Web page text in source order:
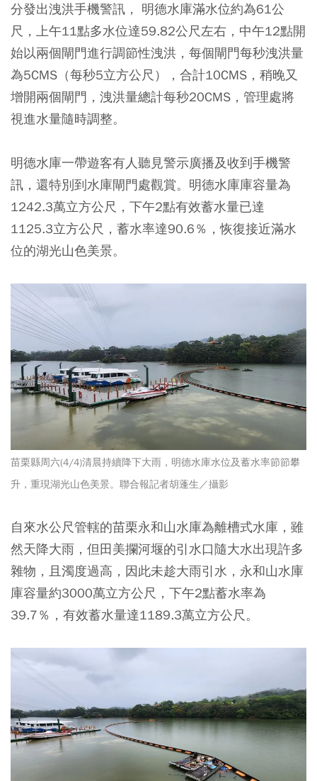
分發出洩洪手機警訊， 明德水庫滿水位約為61公
尺，上午11點多水位達59.82公尺左右，中午12點開
始以兩個閘門進行調節性洩洪，每個閘門每秒洩洪量
為5CMS（每秒5立方公尺），合計10CMS，稍晚又
增開兩個閘門，洩洪量總計每秒20CMS，管理處將
視進水量隨時調整。
明德水庫一帶遊客有人聽見警示廣播及收到手機警
訊，還特別到水庫閘門處觀賞。明德水庫庫容量為
1242.3萬立方公尺，下午2點有效蓄水量已達
1125.3立方公尺，蓄水率達90.6％，恢復接近滿水
位的湖光山色美景。
苗栗縣周六(4/4)清晨持續降下大雨，明德水庫水位及蓄水率節節攀
升，重現湖光山色美景。聯合報記者胡蓬生／攝影
自來水公尺管轄的苗栗永和山水庫為離槽式水庫，雖
然天降大雨，但田美攔河堰的引水口隨大水出現許多
雜物，且濁度過高，因此未趁大雨引水，永和山水庫
庫容量約3000萬立方公尺，下午2點蓄水率為
39.7％，有效蓄水量達1189.3萬立方公尺。